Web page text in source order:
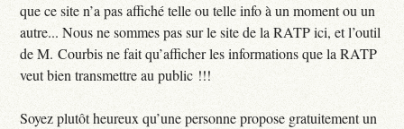
que ce site n’a pas affiché telle ou telle info à un moment ou un
autre... Nous ne sommes pas sur le site de la RATP ici, et l’outil
de M. Courbis ne fait qu’afficher les informations que la RATP
veut bien transmettre au public !!!
Soyez plutôt heureux qu’une personne propose gratuitement un